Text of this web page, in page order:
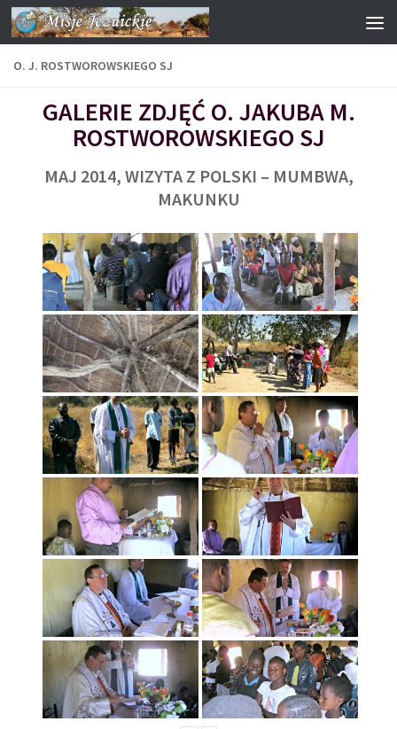
Przejdź do treści
O. J. ROSTWOROWSKIEGO SJ
GALERIE ZDJĘĆ O. JAKUBA M.
ROSTWOROWSKIEGO SJ
MAJ 2014, WIZYTA Z POLSKI – MUMBWA,
MAKUNKU